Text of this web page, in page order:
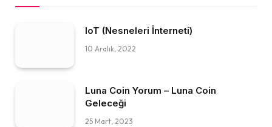
IoT (Nesneleri İnterneti)
10 Aralık, 2022
Luna Coin Yorum – Luna Coin
Geleceği
25 Mart, 2023